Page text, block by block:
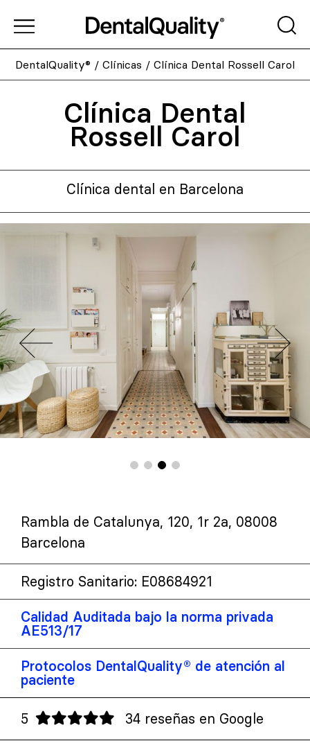
DentalQuality® / Clínicas / Clínica Dental Rossell Carol
Clínica Dental
Rossell Carol
Clínica dental en Barcelona
Rambla de Catalunya, 120, 1r 2a, 08008
Barcelona
Registro Sanitario: E08684921
Calidad Auditada bajo la norma privada
AE513/17
Protocolos DentalQuality® de atención al
paciente
5 34 reseñas en Google